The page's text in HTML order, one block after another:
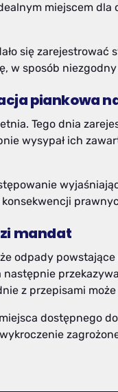
miejscem
się zarejestrować
w sposób
piankowa
Tego dnia
wysypał ich
mandat
odpady
następnie
z przepisami
dostępnego